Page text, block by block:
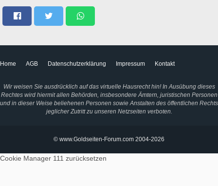
Home AGB Datenschutzerklärung Impressum Kontakt
Wir weisen Sie ausdrücklich auf das virtuelle Hausrecht hin! In Ausübung dieses
Rechtes wird hiermit allen Behörden, insbesondere Ämtern, juristischen Personen
und in dieser Weise beliehenen Personen sowie Anstalten des öffentlichen Rechts
jeglicher Zutritt zu unseren Netzseiten verboten.
© www.Goldseiten-Forum.com 2004-2026
Cookie Manager 111 zurücksetzen